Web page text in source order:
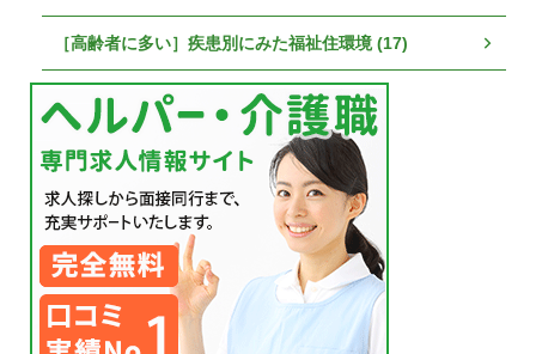
［高齢者に多い］疾患別にみた福祉住環境 (17)